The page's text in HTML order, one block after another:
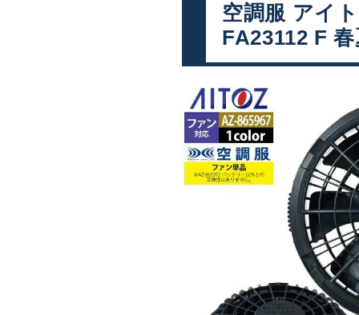
空調服 アイ
FA23112 F